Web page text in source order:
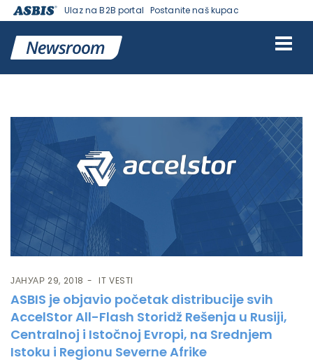
Ulaz na B2B portal Postanite naš kupac
Ознака:ACCELSTOR
ЈАНУАР 29, 2018 IT VESTI
ASBIS je objavio početak distribucije svih
AccelStor All-Flash Storidž Rešenja u Rusiji,
Centralnoj i Istočnoj Evropi, na Srednjem
Istoku i Regionu Severne Afrike